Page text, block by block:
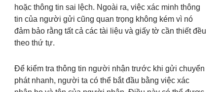
hoặc thông tin sai lệch. Ngoài ra, việc xác minh thông
tin của người gửi cũng quan trọng không kém vì nó
đảm bảo rằng tất cả các tài liệu và giấy tờ cần thiết đều
theo thứ tự.
Để kiểm tra thông tin người nhận trước khi gửi chuyển
phát nhanh, người ta có thể bắt đầu bằng việc xác